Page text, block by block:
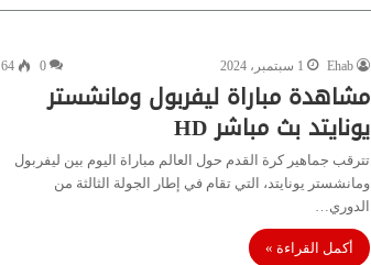
Ehab 1 سبتمبر، 2024 0
64
مشاهدة مباراة ليفربول ومانشستر
يونايتد بث مباشر HD
تترقب جماهير كرة القدم حول العالم مباراة اليوم بين ليفربول
ومانشستر يونايتد، التي تقام في إطار الجولة الثالثة من
الدوري…
أكمل القراءة »